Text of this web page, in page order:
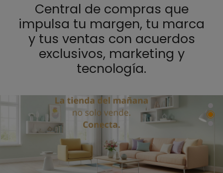
Central de compras que
impulsa tu margen, tu marca
y tus ventas con acuerdos
exclusivos, marketing y
tecnología.